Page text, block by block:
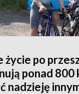
życie po
ponad
nadzieję